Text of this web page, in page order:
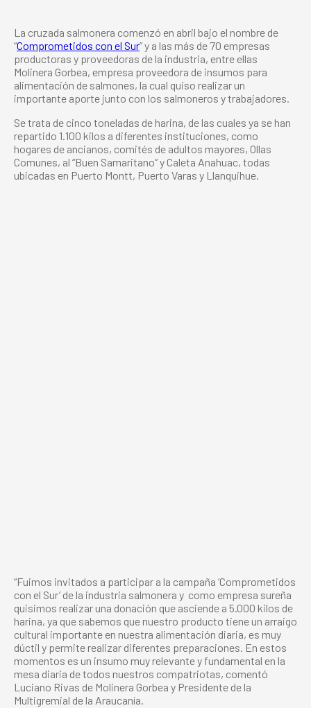
La cruzada salmonera comenzó en abril bajo el nombre de
“Comprometidos con el Sur” y a las más de 70 empresas
productoras y proveedoras de la industria, entre ellas
Molinera Gorbea, empresa proveedora de insumos para
alimentación de salmones, la cual quiso realizar un
importante aporte junto con los salmoneros y trabajadores.
Se trata de cinco toneladas de harina, de las cuales ya se han
repartido 1.100 kilos a diferentes instituciones, como
hogares de ancianos, comités de adultos mayores, Ollas
Comunes, al “Buen Samaritano” y Caleta Anahuac, todas
ubicadas en Puerto Montt, Puerto Varas y Llanquihue.
“Fuimos invitados a participar a la campaña ‘Comprometidos
con el Sur’ de la industria salmonera y como empresa sureña
quisimos realizar una donación que asciende a 5.000 kilos de
harina, ya que sabemos que nuestro producto tiene un arraigo
cultural importante en nuestra alimentación diaria, es muy
dúctil y permite realizar diferentes preparaciones. En estos
momentos es un insumo muy relevante y fundamental en la
mesa diaria de todos nuestros compatriotas, comentó
Luciano Rivas de Molinera Gorbea y Presidente de la
Multigremial de la Araucanía.